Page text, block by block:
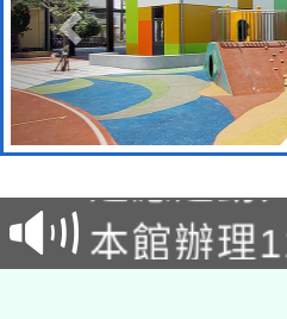
本校115
招)
適應運動
本館辦理
科技賦能